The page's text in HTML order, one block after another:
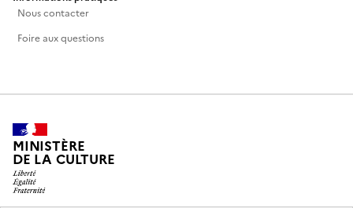
Nous contacter
Foire aux questions
MINISTÈRE
DE LA CULTURE